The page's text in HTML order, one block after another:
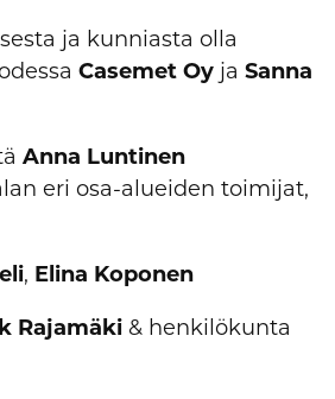
ja kunniasta olla
Casemet Oy ja Sanna
Anna Luntinen
eri osa-alueiden toimijat,
, Elina Koponen
Rajamäki & henkilökunta